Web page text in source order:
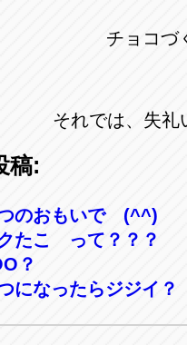
チョコづ
それでは、失礼
稿:
のおもいで (^^)
たこ って？？？
？
になったらジジイ？